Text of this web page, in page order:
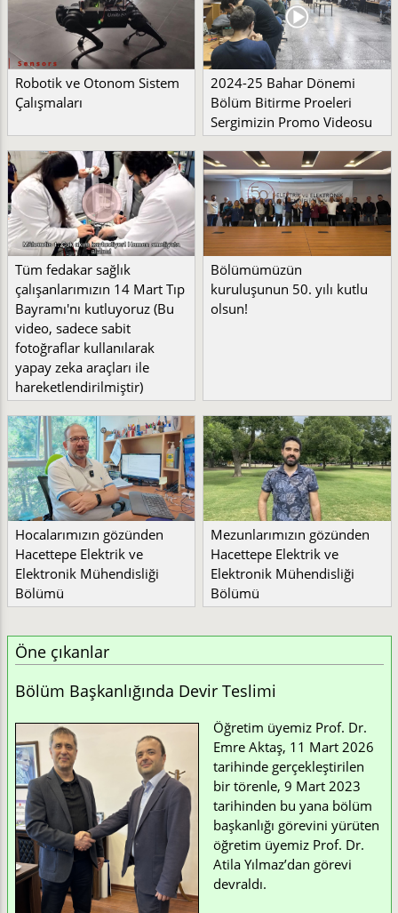
Robotik ve Otonom Sistem
Çalışmaları
2024-25 Bahar Dönemi
Bölüm Bitirme Proeleri
Sergimizin Promo Videosu
Tüm fedakar sağlık
çalışanlarımızın 14 Mart Tıp
Bayramı'nı kutluyoruz (Bu
video, sadece sabit
fotoğraflar kullanılarak
yapay zeka araçları ile
hareketlendirilmiştir)
Bölümümüzün
kuruluşunun 50. yılı kutlu
olsun!
Hocalarımızın gözünden
Hacettepe Elektrik ve
Elektronik Mühendisliği
Bölümü
Mezunlarımızın gözünden
Hacettepe Elektrik ve
Elektronik Mühendisliği
Bölümü
Öne çıkanlar
Bölüm Başkanlığında Devir Teslimi
Öğretim üyemiz Prof. Dr.
Emre Aktaş, 11 Mart 2026
tarihinde gerçekleştirilen
bir törenle, 9 Mart 2023
tarihinden bu yana bölüm
başkanlığı görevini yürüten
öğretim üyemiz Prof. Dr.
Atila Yılmaz’dan görevi
devraldı.